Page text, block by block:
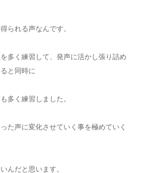
られる声なんです。
多く練習して、発声に活かし張り詰め
と同時に
多く練習しました。
た声に変化させていく事を極めていく
んだと思います。